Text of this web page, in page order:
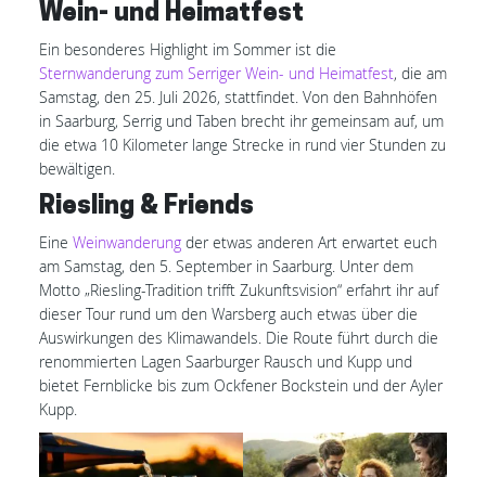
Wein- und Heimatfest
Ein besonderes Highlight im Sommer ist die
Sternwanderung zum Serriger Wein- und Heimatfest, die am
Samstag, den 25. Juli 2026, stattfindet. Von den Bahnhöfen
in Saarburg, Serrig und Taben brecht ihr gemeinsam auf, um
die etwa 10 Kilometer lange Strecke in rund vier Stunden zu
bewältigen.
Riesling & Friends
Eine Weinwanderung der etwas anderen Art erwartet euch
am Samstag, den 5. September in Saarburg. Unter dem
Motto „Riesling-Tradition trifft Zukunftsvision“ erfahrt ihr auf
dieser Tour rund um den Warsberg auch etwas über die
Auswirkungen des Klimawandels. Die Route führt durch die
renommierten Lagen Saarburger Rausch und Kupp und
bietet Fernblicke bis zum Ockfener Bockstein und der Ayler
Kupp.